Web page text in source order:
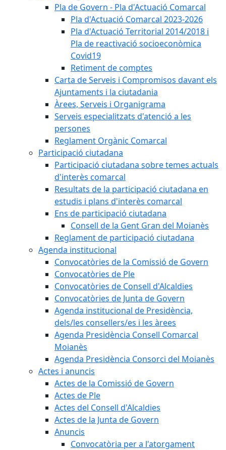
Pla de Govern - Pla d'Actuació Comarcal
Pla d'Actuació Comarcal 2023-2026
Pla d'Actuació Territorial 2014/2018 i
Pla de reactivació socioeconòmica
Covid19
Retiment de comptes
Carta de Serveis i Compromisos davant els
Ajuntaments i la ciutadania
Àrees, Serveis i Organigrama
Serveis especialitzats d'atenció a les
persones
Reglament Orgànic Comarcal
Participació ciutadana
Participació ciutadana sobre temes actuals
d'interès comarcal
Resultats de la participació ciutadana en
estudis i plans d'interès comarcal
Ens de participació ciutadana
Consell de la Gent Gran del Moianès
Reglament de participació ciutadana
Agenda institucional
Convocatòries de la Comissió de Govern
Convocatòries de Ple
Convocatòries de Consell d'Alcaldies
Convocatòries de Junta de Govern
Agenda institucional de Presidència,
dels/les consellers/es i les àrees
Agenda Presidència Consell Comarcal
Moianès
Agenda Presidència Consorci del Moianès
Actes i anuncis
Actes de la Comissió de Govern
Actes de Ple
Actes del Consell d'Alcaldies
Actes de la Junta de Govern
Anuncis
Convocatòria per a l'atorgament